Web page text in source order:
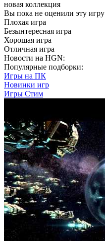
новая коллекция
Вы пока не оценили эту игру
Плохая игра
Безынтересная игра
Хорошая игра
Отличная игра
Новости на HGN:
Популярные подборки:
Игры на ПК
Новинки игр
Игры Стим